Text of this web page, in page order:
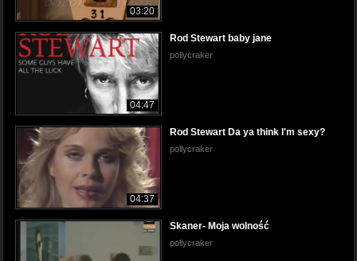
03:20
04:47
Rod Stewart baby jane
pollycraker
04:37
Rod Stewart Da ya think l'm sexy?
pollycraker
Skaner- Moja wolność
pollycraker